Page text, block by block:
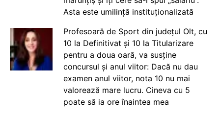
Asta este umilință instituționalizată
Profesoară de Sport din județul Olt, cu
10 la Definitivat și 10 la Titularizare
pentru a doua oară, va susține
concursul și anul viitor: Dacă nu dau
examen anul viitor, nota 10 nu mai
valorează mare lucru. Cineva cu 5
poate să ia ore înaintea mea